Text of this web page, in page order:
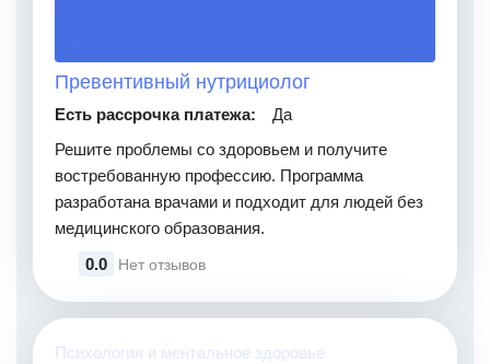
Превентивный нутрициолог
Есть рассрочка платежа:
Да
Решите проблемы со здоровьем и получите
востребованную профессию. Программа
разработана врачами и подходит для людей без
медицинского образования.
0.0
Нет отзывов
Психология и ментальное здоровье